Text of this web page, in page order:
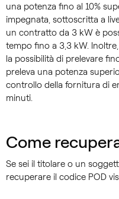
una potenza fino al 10%
impegnata, sottoscritta a
un contratto da 3 kW è
tempo fino a 3,3 kW.
la possibilità di prelevare
preleva una potenza
controllo della fornitura di
minuti.
Come
Se sei il titolare o un
recuperare il codice POD